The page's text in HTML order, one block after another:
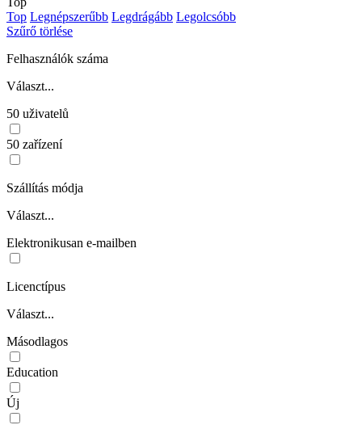
Top Legnépszerűbb Legdrágább Legolcsóbb
Szűrő törlése
Felhasználók száma
Választ...
50 uživatelů
50 zařízení
Szállítás módja
Választ...
Elektronikusan e-mailben
Licenctípus
Választ...
Másodlagos
Education
Új